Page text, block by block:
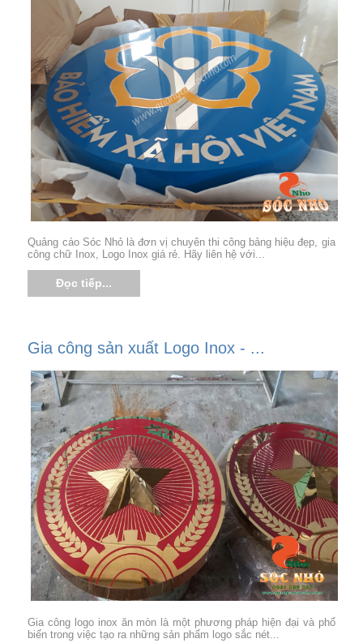
Quảng cáo Sóc Nhỏ là đơn vị chuyên thi công bảng hiệu đẹp, gia
công chữ Inox, Logo Inox giá rẻ. Hãy liên hệ với...
Đọc tiếp...
Gia công sản xuất Logo Inox - ...
Gia công logo inox ăn mòn là một phương pháp hiện đại và phổ
biến trong việc tạo ra những sản phẩm logo sắc nét...